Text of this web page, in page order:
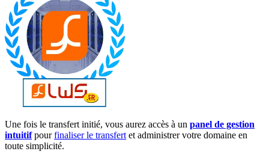
Une fois le transfert initié, vous aurez accès à un panel de gestion
intuitifpourfinaliser le transfert et administrer votre domaine en
toute simplicité.